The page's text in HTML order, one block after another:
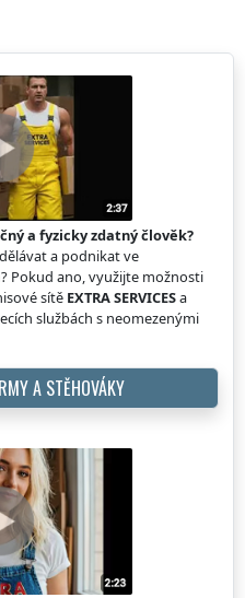
a fyzicky zdatný člověk?
a podnikat ve
Pokud ano, využijte možnosti
sítě EXTRA SERVICESa
službách s neomezenými
A STĚHOVÁKY